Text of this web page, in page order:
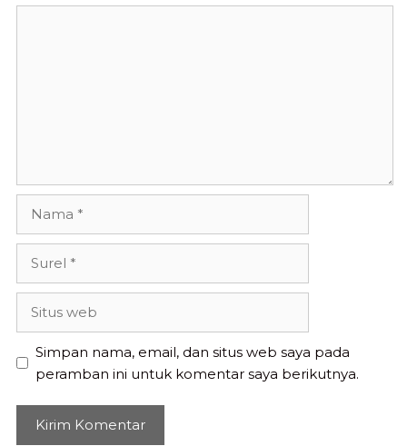
Simpan nama, email, dan situs web saya pada
peramban ini untuk komentar saya berikutnya.